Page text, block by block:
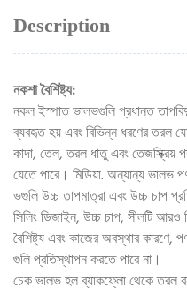
Description
নকশা বৈশিষ্ট্য:
নকল ইস্পাত ভালভগুলি প্রধানত
ব্যবহৃত হয় এবং বিভিন্ন ধরণের তরল
কাদা, তেল, তরল ধাতু এবং তেজস্ক্রিয়
যেতে পারে। মিডিয়া. অন্যান্য ভালভ
ভগুলি উচ্চ তাপমাত্রা এবং উচ্চ চাপ
সিলিং ডিজাইন, উচ্চ চাপ, সীলটি
বৈশিষ্ট্য এবং কাজের অবস্থার কারণে,
গুলি প্রতিস্থাপন করতে পারে না।
চেক ভালভ হল ব্যাকফ্লো থেকে তরল